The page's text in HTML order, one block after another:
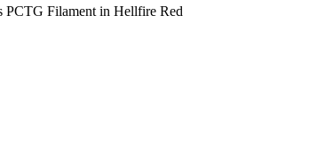
PCTG Filament in Hellfire Red